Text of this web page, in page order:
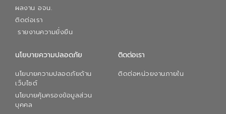
ผลงาน อจน.
ติดต่อเรา
รายงานความยั่งยืน
นโยบายความปลอดภัย
นโยบายความปลอดภัยด้าน
เว็บไซต์
นโยบายคุ้มครองข้อมูลส่วน
บุคคล
ติดต่อเรา
ติดต่อหน่วยงานภายใน